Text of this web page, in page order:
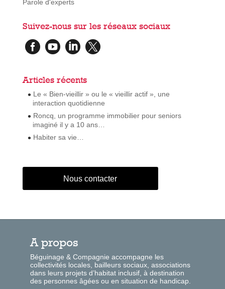
Parole d'experts
Suivez-nous sur les réseaux sociaux
   
Articles récents
Le « Bien-vieillir » ou le « vieillir actif », une
interaction quotidienne
Roncq, un programme immobilier pour seniors
imaginé il y a 10 ans…
Habiter sa vie…
Nous contacter
A propos
Béguinage & Compagnie accompagne les
collectivités locales, bailleurs sociaux, associations
dans leurs projets d’habitat inclusif, à destination
des personnes âgées ou en situation de handicap.